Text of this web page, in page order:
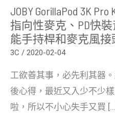
JOBY GorillaPod 3K Pro
指向性麥克、PD快
能手持桿和麥克風接
3C / 2020-02-04
工欲善其事，必先利其器
後心得，最近又入少不少
啦，所以不小心失手又買
GoPro
三
向
多
功
能
持
桿
和
麥
克